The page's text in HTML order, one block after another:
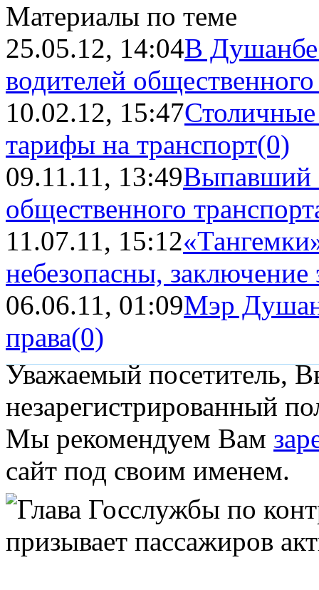
Материалы по теме
25.05.12, 14:04В Душанбе
водителей
10.02.12, 15:47Столичные
тарифы на транспорт(0)
09.11.11, 13:49Выпавший
общественного
11.07.11, 15:12
небезопасны, заключение
06.06.11, 01:09Мэр
права(0)
Уважаемый посетитель,
незарегистрированный
Мы рекомендуем Вам
сайт под своим именем.